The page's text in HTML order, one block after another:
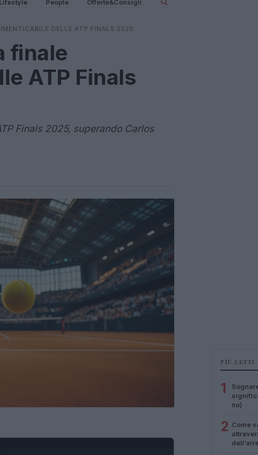
Lifestyle People Offerte&Consigli
DELLE ATP FINALS 2025
finale
ATP Finals
Finals 2025, superando Carlos
PIÙ LETTI
1
no)
2 Come